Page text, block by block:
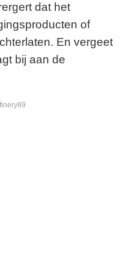
dat het
of
En vergeet
bij aan de